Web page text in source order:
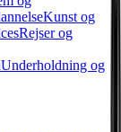
Kunst og
Rejser og
Underholdning og